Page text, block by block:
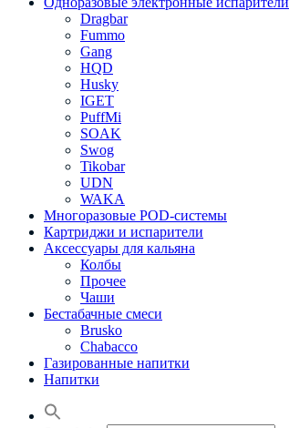
Dragbar
Fummo
Gang
HQD
Husky
IGET
PuffMi
SOAK
Swog
Tikobar
UDN
WAKA
Многоразовые POD-системы
Картриджи и испарители
Аксессуары для кальяна
Колбы
Прочее
Чаши
Бестабачные смеси
Brusko
Chabacco
Газированные напитки
Напитки